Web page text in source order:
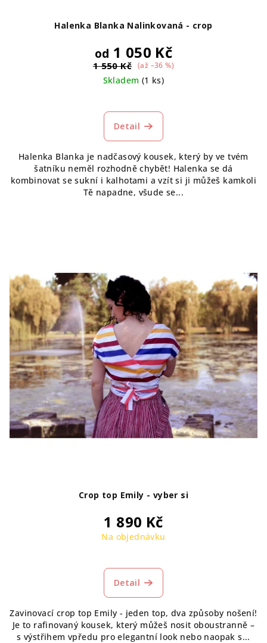
Halenka Blanka Nalinkovaná - crop
od 1 050 Kč
1 550 Kč (až –36 %)
Skladem (1 ks)
Detail
Halenka Blanka je nadčasový kousek, který by ve tvém
šatníku neměl rozhodně chybět! Halenka se dá
kombinovat se sukní i kalhotami a vzít si ji můžeš kamkoli
Tě napadne, všude se...
Crop top Emily - vyber si
1 890 Kč
Na objednávku
Detail
Zavinovací crop top Emily - jeden top, dva způsoby nošení!
Je to rafinovaný kousek, který můžeš nosit oboustranně –
s výstřihem vpředu pro elegantní look nebo naopak s...